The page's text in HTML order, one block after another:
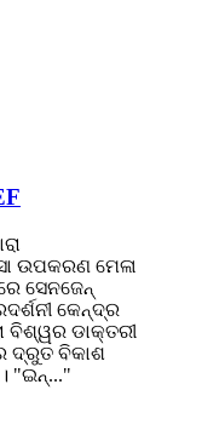
ଉପକରଣ ମେଳା
ସେନଜେନ୍
କେନ୍ଦ୍ର
ବିଶ୍ୱର ଡାକ୍ତରୀ
ଦ୍ରୁତ ବିକାଶ
"ଇନ୍..."